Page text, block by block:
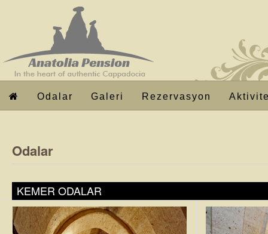
Odalar Galeri Rezervasyon
Odalar
KEMER ODALAR